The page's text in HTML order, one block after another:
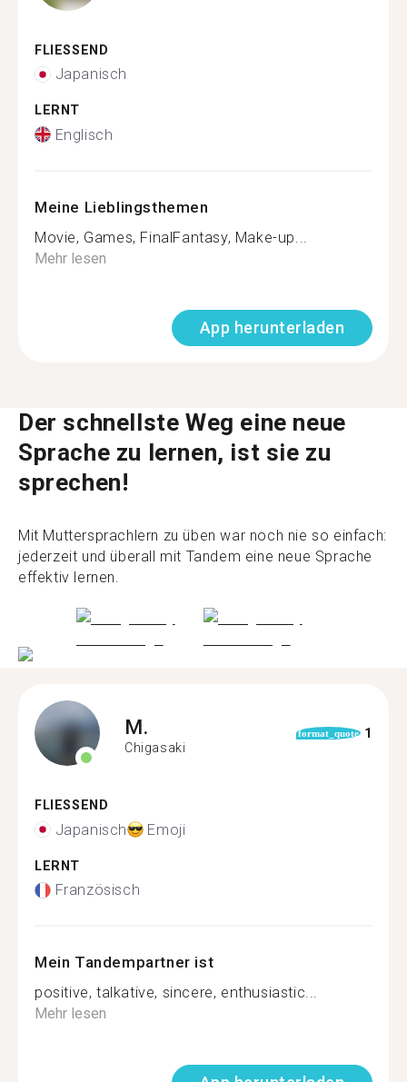
FLIESSEND
Japanisch
LERNT
Englisch
Meine Lieblingsthemen
Movie, Games, FinalFantasy, Make-up...
Mehr lesen
App herunterladen
Der schnellste Weg eine neue
Sprache zu lernen, ist sie zu
sprechen!
Mit Muttersprachlern zu üben war noch nie so einfach:
jederzeit und überall mit Tandem eine neue Sprache
effektiv lernen.
M.
Chigasaki
format_quote 1
FLIESSEND
Japanisch Emoji
LERNT
Französisch
Mein Tandempartner ist
positive, talkative, sincere, enthusiastic...
Mehr lesen